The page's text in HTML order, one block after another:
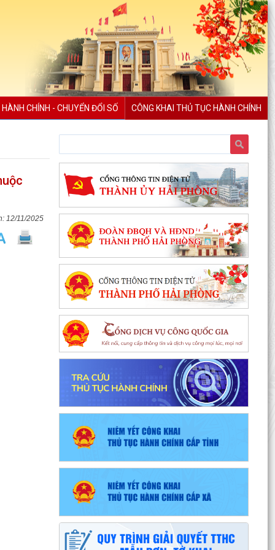
CHÍNH - CHUYỂN ĐỔI SỐ CÔNG KHAI THỦ TỤC HÀNH CHÍNH
12/11/2025